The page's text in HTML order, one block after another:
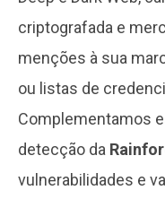
criptografada e
menções à sua
ou listas de
Complementamos
detecção da
vulnerabilidades e